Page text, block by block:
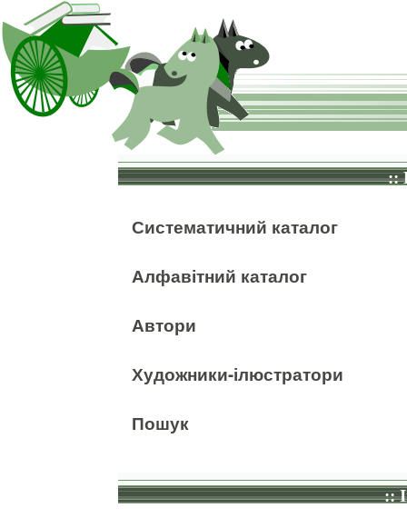
::
Систематичний каталог
Алфавітний каталог
Автори
Художники-ілюстратори
Пошук
::